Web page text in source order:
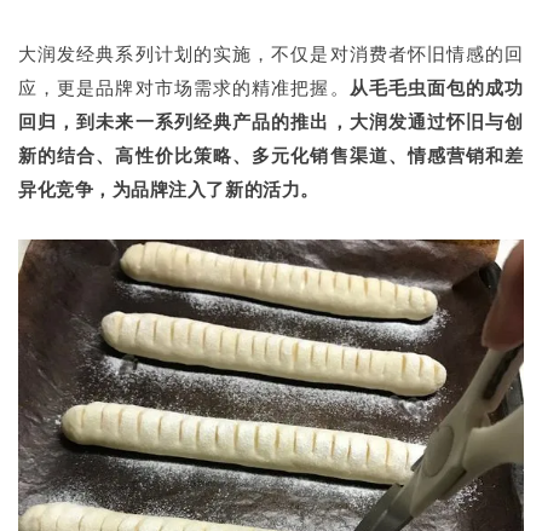
大润发经典系列计划的实施，不仅是对消费者怀旧情感的回
应，更是品牌对市场需求的精准把握。 从毛毛虫面包的成功
回归，到未来一系列经典产品的推出，大润发通过怀旧与创
新的结合、高性价比策略、多元化销售渠道、情感营销和差
异化竞争，为品牌注入了新的活力。